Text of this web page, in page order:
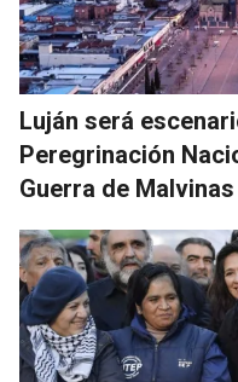
Luján será
Peregrinación
Guerra de Malvinas